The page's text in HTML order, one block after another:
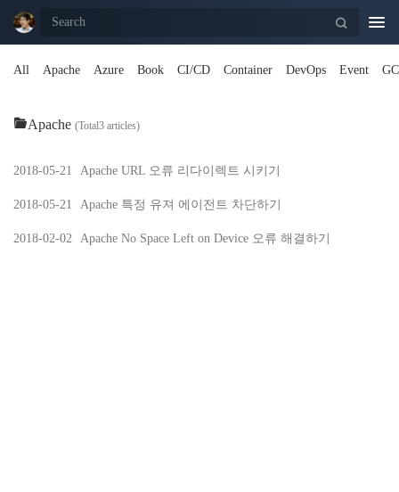
All
Apache Azure Book CI/CD Container DevOps Event
Apache (Total3 articles)
2018-05-21 Apache URL 오류 리다이렉트 시키기
2018-05-21 Apache 특정 유져 에이전트 차단하기
2018-02-02 Apache No Space Left on Device 오류 해결하기